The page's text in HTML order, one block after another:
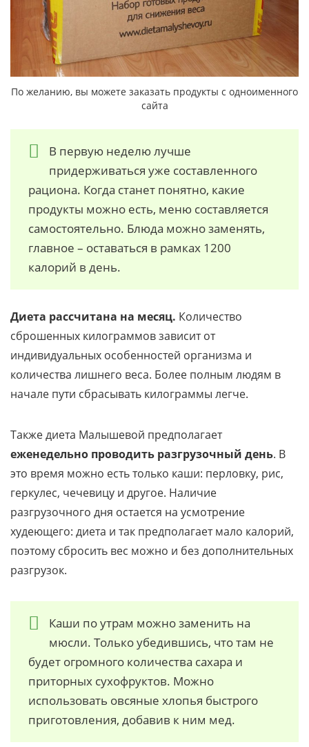
По желанию, вы можете заказать продукты с одноименного
сайта
В первую неделю лучше
придерживаться уже составленного
рациона. Когда станет понятно, какие
продукты можно есть, меню составляется
самостоятельно. Блюда можно заменять,
главное – оставаться в рамках 1200
калорий в день.
Диета рассчитана на месяц. Количество
сброшенных килограммов зависит от
индивидуальных особенностей организма и
количества лишнего веса. Более полным людям в
начале пути сбрасывать килограммы легче.
Также диета Малышевой предполагает
еженедельно проводить разгрузочный день. В
это время можно есть только каши: перловку, рис,
геркулес, чечевицу и другое. Наличие
разгрузочного дня остается на усмотрение
худеющего: диета и так предполагает мало калорий,
поэтому сбросить вес можно и без дополнительных
разгрузок.
Каши по утрам можно заменить на
мюсли. Только убедившись, что там не
будет огромного количества сахара и
приторных сухофруктов. Можно
использовать овсяные хлопья быстрого
приготовления, добавив к ним мед.